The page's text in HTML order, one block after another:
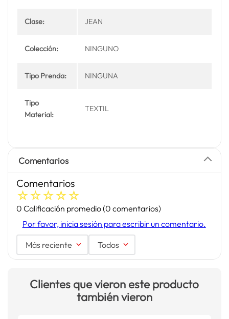
Clase: JEAN
Colección: NINGUNO
Tipo Prenda: NINGUNA
Tipo
Material:
TEXTIL
Comentarios
Comentarios
☆☆☆☆☆
0 Calificación promedio(0 comentarios)
Por favor, inicia sesión para escribir un comentario.
Más reciente Todos
Clientes que vieron este producto
también vieron